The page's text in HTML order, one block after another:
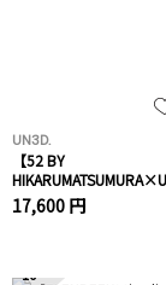
UN3D.
【52 BY
SABOTEN CHARM
17,600 円
10